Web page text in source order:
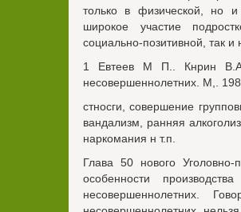
только в физической, но и
широкое участие
социально-позитивной, так и
1 Евтеев М П.. Кнрин В.А.
несовершеннолетних. М,.
стносги, совершение
вандализм, ранняя
наркомания н т.п.
Глава 50 нового Уголовно-
особенности
несовершеннолетних.